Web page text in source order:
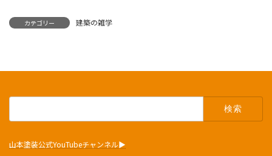
カテゴリー 建築の雑学
検
山本塗装公式YouTubeチャンネル▶︎